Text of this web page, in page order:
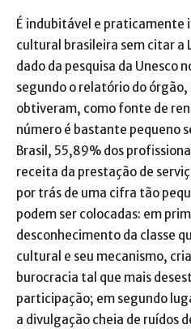
É indubitável e praticamente
cultural brasileira sem citar a
dado da pesquisa da Unesco
segundo o relatório do
obtiveram, como fonte de
número é bastante pequeno
Brasil, 55,89% dos
receita da prestação de
por trás de uma cifra tão
podem ser colocadas: em
desconhecimento da classe
cultural e seu mecanismo,
burocracia tal que mais
participação; em segundo
a divulgação cheia de ruídos